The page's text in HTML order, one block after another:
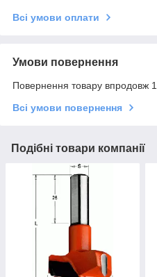
Всі умови оплати
Умови повернення
Повернення товару впродовж
Всі умови повернення
Подібні товари компанії